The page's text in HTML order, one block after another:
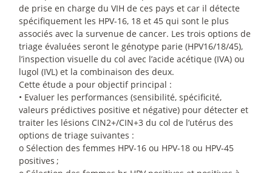
de prise en charge du VIH de ces pays et car il détecte
spécifiquement les HPV-16, 18 et 45 qui sont le plus
associés avec la survenue de cancer. Les trois options de
triage évaluées seront le génotype parie (HPV16/18/45),
l’inspection visuelle du col avec l’acide acétique (IVA) ou
lugol (IVL) et la combinaison des deux.
Cette étude a pour objectif principal :
• Evaluer les performances (sensibilité, spécificité,
valeurs prédictives positive et négative) pour détecter et
traiter les lésions CIN2+/CIN+3 du col de l’utérus des
options de triage suivantes :
o Sélection des femmes HPV-16 ou HPV-18 ou HPV-45
positives ;